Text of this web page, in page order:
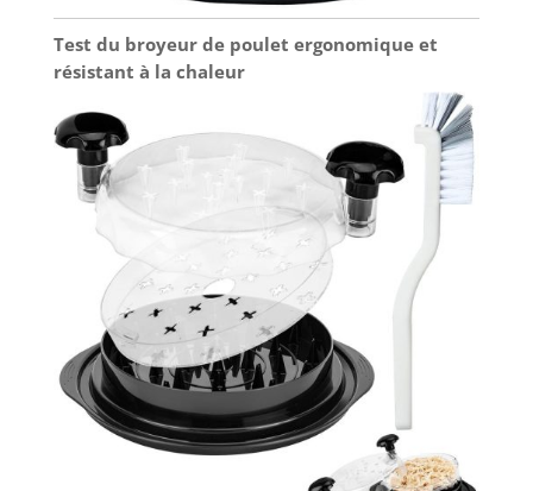
Test du broyeur de poulet ergonomique et
résistant à la chaleur